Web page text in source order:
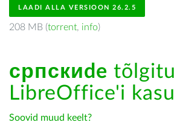
LAADI ALLA VERSIOON 26.2.5
208 MB (torrent, info)
српскиde
LibreOffice'i
Soovid muud keelt?